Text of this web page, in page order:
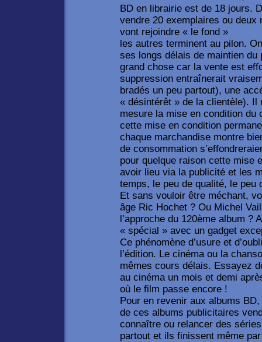
BD en librairie est de 18 jours.
vendre 20 exemplaires ou
vont rejoindre « le fond »
les autres terminent au pilon.
ses longs délais de maintien
grand chose car la vente est
suppression entraînerait
bradés un peu partout), une
« désintérêt » de la clientèle). Il
mesure la mise en condition du
cette mise en condition
chaque marchandise montre
de consommation
pour quelque raison cette mise
avoir lieu via la publicité et les
temps, le peu de qualité, le peu
Et sans vouloir être méchant,
âge Ric Hochet ? Ou Michel
l’approche du 120ème album ?
« spécial » avec un gadget
Ce phénomène d’usure et
l’édition. Le cinéma ou la
mêmes cours délais. Essayez
au cinéma un mois et demi
où le film passe encore !
Pour en revenir aux albums
de ces albums publicitaires
connaître ou relancer des
partout et ils finissent même